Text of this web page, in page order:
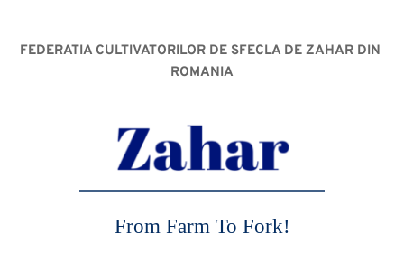
FEDERATIA CULTIVATORILOR DE SFECLA DE ZAHAR DIN
ROMANIA
From Farm To Fork!